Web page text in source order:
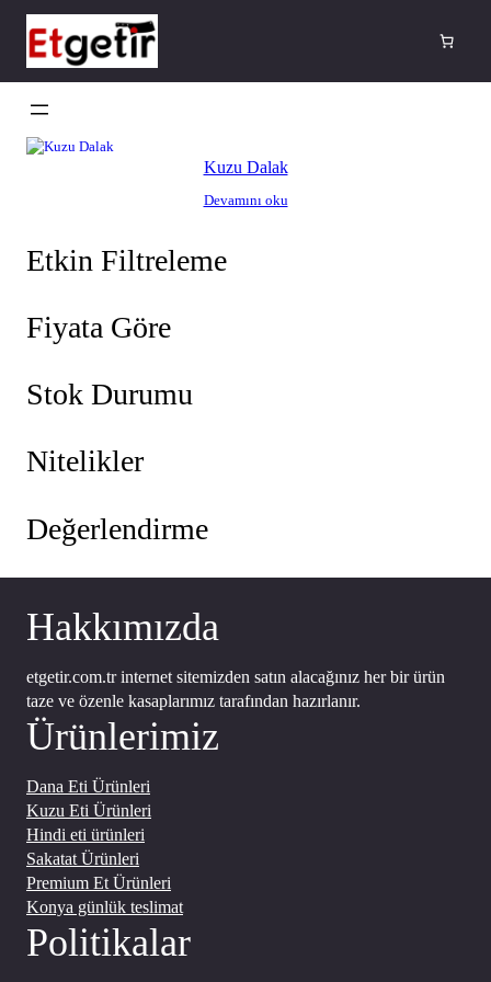
Kuzu Dalak
Devamını oku
Etkin Filtreleme
Fiyata Göre
Stok Durumu
Nitelikler
Değerlendirme
Hakkımızda
etgetir.com.tr internet sitemizden satın alacağınız her bir ürün
taze ve özenle kasaplarımız tarafından hazırlanır.
Ürünlerimiz
Dana Eti Ürünleri
Kuzu Eti Ürünleri
Hindi eti ürünleri
Sakatat Ürünleri
Premium Et Ürünleri
Konya günlük teslimat
Politikalar